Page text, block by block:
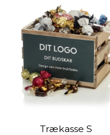
Trækasse S